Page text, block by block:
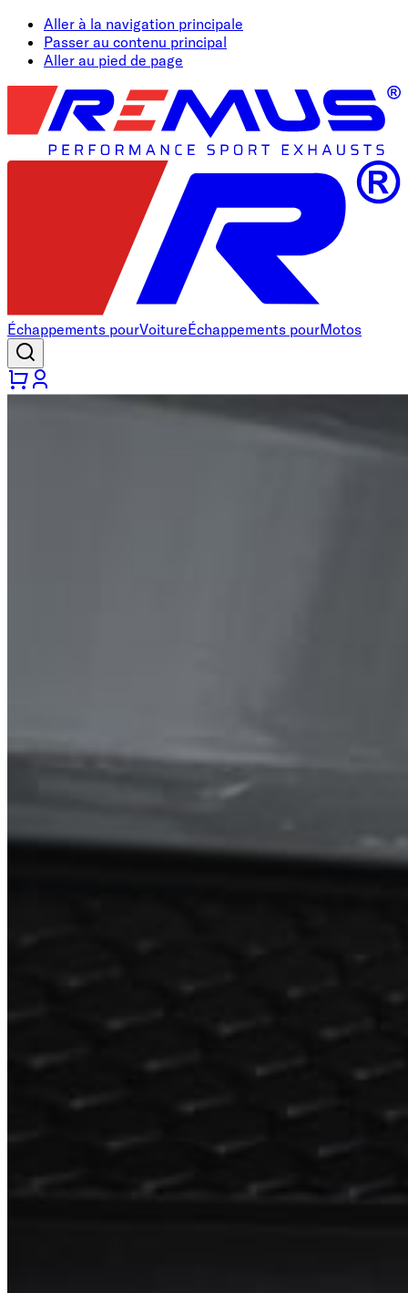
Aller à la navigation principale
Passer au contenu principal
Aller au pied de page
Échappements pourVoitureÉchappements pourMotos